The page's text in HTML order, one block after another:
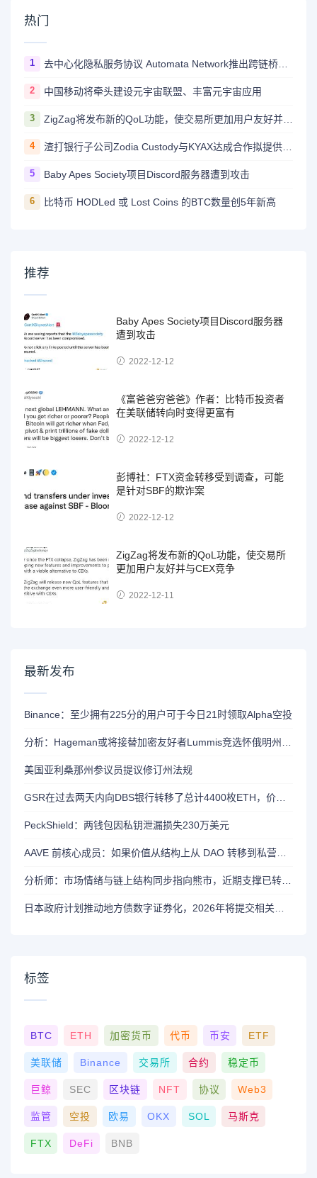
热门
1 去中心化隐私服务协议 Automata Network推出跨链桥Carrier
2 中国移动将牵头建设元宇宙联盟、丰富元宇宙应用
3 ZigZag将发布新的QoL功能，使交易所更加用户友好并与CEX竞争
4 渣打银行子公司Zodia Custody与KYAX达成合作拟提供基于审计、业务和监管报告的加密托管服务
5 Baby Apes Society项目Discord服务器遭到攻击
6 比特币 HODLed 或 Lost Coins 的BTC数量创5年新高
推荐
Baby Apes Society项目Discord服务器
遭到攻击
2022-12-12
《富爸爸穷爸爸》作者：比特币投资者
在美联储转向时变得更富有
2022-12-12
彭博社：FTX资金转移受到调查，可能
是针对SBF的欺诈案
2022-12-12
ZigZag将发布新的QoL功能，使交易所
更加用户友好并与CEX竞争
2022-12-11
最新发布
Binance：至少拥有225分的用户可于今日21时领取Alpha空投
美国亚利桑那州参议员提议修订州法规
PeckShield：两钱包因私钥泄漏损失230万美元
标签
BTC ETH 加密货币 代币 币安 ETF
美联储 Binance 交易所 合约 稳定币
巨鲸 SEC 区块链 NFT 协议 Web3
监管 空投 欧易 OKX SOL 马斯克
FTX DeFi BNB